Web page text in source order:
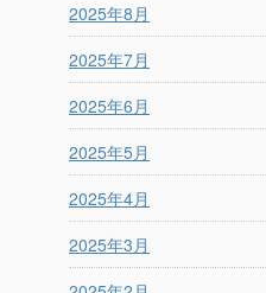
2025年8月
2025年7月
2025年6月
2025年5月
2025年4月
2025年3月